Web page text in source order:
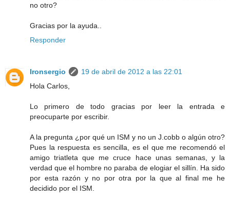
no otro?
Gracias por la ayuda..
Responder
Ironsergio
19 de abril de 2012 a las 22:01
Hola Carlos,
Lo primero de todo gracias por leer la entrada e
preocuparte por escribir.
A la pregunta ¿por qué un ISM y no un J.cobb o algún otro?
Pues la respuesta es sencilla, es el que me recomendó el
amigo triatleta que me cruce hace unas semanas, y la
verdad que el hombre no paraba de elogiar el sillín. Ha sido
por esta razón y no por otra por la que al final me he
decidido por el ISM.